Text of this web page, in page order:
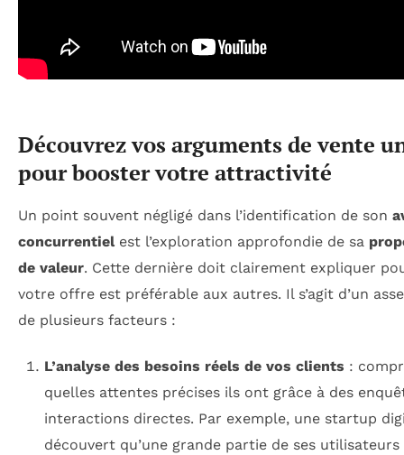
Découvrez vos arguments de vente
pour booster votre attractivité
Un point souvent négligé dans l’identification de son
concurrentielest l’exploration approfondie de sa
de valeur. Cette dernière doit clairement expliquer
votre offre est préférable aux autres. Il s’agit d’un
de plusieurs facteurs :
L’analyse des besoins réels de vos clients :
quelles attentes précises ils ont grâce à des
interactions directes. Par exemple, une startup
découvert qu’une grande partie de ses utilisateurs